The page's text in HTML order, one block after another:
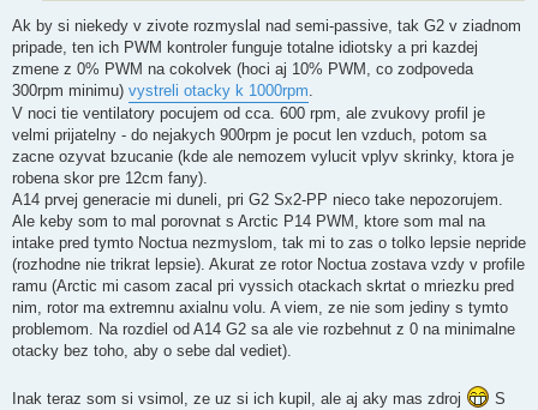
Ak by si niekedy v zivote rozmyslal nad semi-passive, tak G2 v ziadnom
pripade, ten ich PWM kontroler funguje totalne idiotsky a pri kazdej
zmene z 0% PWM na cokolvek (hoci aj 10% PWM, co zodpoveda
300rpm minimu) vystreli otacky k 1000rpm.
V noci tie ventilatory pocujem od cca. 600 rpm, ale zvukovy profil je
velmi prijatelny - do nejakych 900rpm je pocut len vzduch, potom sa
zacne ozyvat bzucanie (kde ale nemozem vylucit vplyv skrinky, ktora je
robena skor pre 12cm fany).
A14 prvej generacie mi duneli, pri G2 Sx2-PP nieco take nepozorujem.
Ale keby som to mal porovnat s Arctic P14 PWM, ktore som mal na
intake pred tymto Noctua nezmyslom, tak mi to zas o tolko lepsie nepride
(rozhodne nie trikrat lepsie). Akurat ze rotor Noctua zostava vzdy v profile
ramu (Arctic mi casom zacal pri vyssich otackach skrtat o mriezku pred
nim, rotor ma extremnu axialnu volu. A viem, ze nie som jediny s tymto
problemom. Na rozdiel od A14 G2 sa ale vie rozbehnut z 0 na minimalne
otacky bez toho, aby o sebe dal vediet).
Inak teraz som si vsimol, ze uz si ich kupil, ale aj aky mas zdroj
S